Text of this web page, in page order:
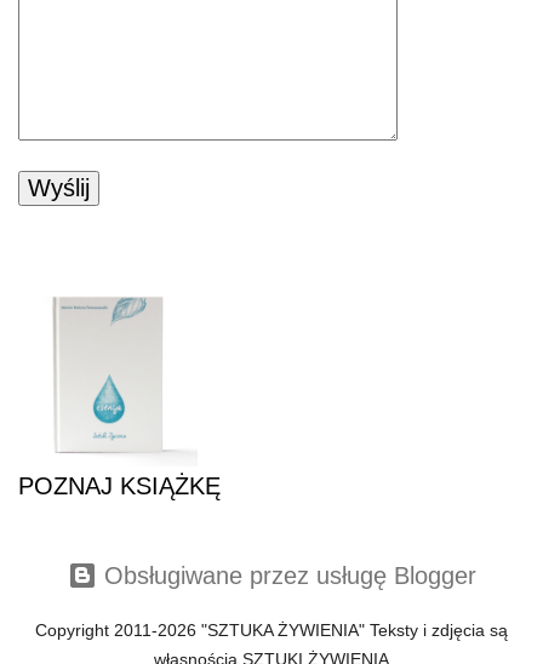
POZNAJ KSIĄŻKĘ
Obsługiwane przez usługę Blogger
Copyright 2011-2026 "SZTUKA ŻYWIENIA" Teksty i zdjęcia są
własnością SZTUKI ŻYWIENIA